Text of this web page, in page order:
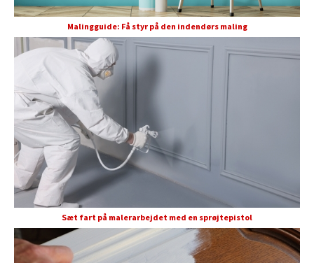
Malingguide: Få styr på den indendørs maling
Sæt fart på malerarbejdet med en sprøjtepistol